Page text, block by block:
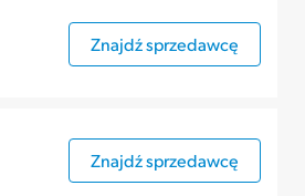
Znajdź sprzedawcę
Znajdź sprzedawcę